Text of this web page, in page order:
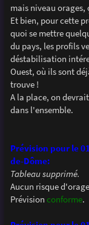
mais niveau orages,
Et bien, pour cette
quoi se mettre
du pays, les profils
déstabilisation
Ouest, où ils sont
trouve !
A la place, on
dans l'ensemble.
Prévision pour le
de-Dôme:
Tableau supprimé.
Aucun risque
Prévision conforme.